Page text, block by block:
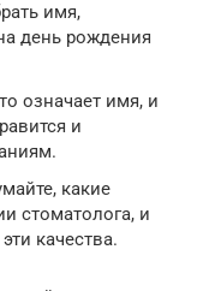
имя,
день рождения
означает имя, и
и
какие
стоматолога, и
качества.